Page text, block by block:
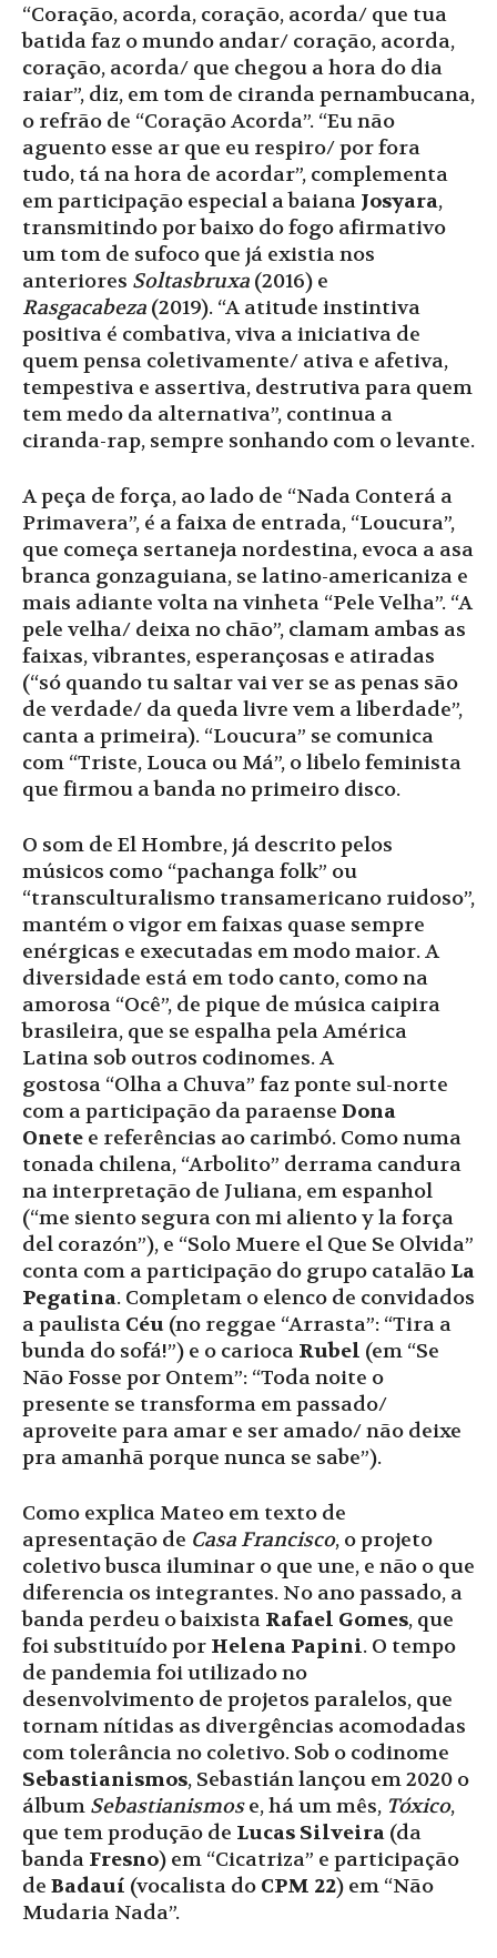
“Coração, acorda, coração, acorda/ que tua
batida faz o mundo andar/ coração, acorda,
coração, acorda/ que chegou a hora do dia
raiar”, diz, em tom de ciranda pernambucana,
o refrão de “Coração Acorda”. “Eu não
aguento esse ar que eu respiro/ por fora
tudo, tá na hora de acordar”, complementa
em participação especial a baiana Josyara,
transmitindo por baixo do fogo afirmativo
um tom de sufoco que já existia nos
anteriores Soltasbruxa (2016) e
Rasgacabeza (2019). “A atitude instintiva
positiva é combativa, viva a iniciativa de
quem pensa coletivamente/ ativa e afetiva,
tempestiva e assertiva, destrutiva para quem
tem medo da alternativa”, continua a
ciranda-rap, sempre sonhando com o levante.
A peça de força, ao lado de “Nada Conterá a
Primavera”, é a faixa de entrada, “Loucura”,
que começa sertaneja nordestina, evoca a asa
branca gonzaguiana, se latino-americaniza e
mais adiante volta na vinheta “Pele Velha”. “A
pele velha/ deixa no chão”, clamam ambas as
faixas, vibrantes, esperançosas e atiradas
(“só quando tu saltar vai ver se as penas são
de verdade/ da queda livre vem a liberdade”,
canta a primeira). “Loucura” se comunica
com “Triste, Louca ou Má”, o libelo feminista
que firmou a banda no primeiro disco.
O som de El Hombre, já descrito pelos
músicos como “pachanga folk” ou
“transculturalismo transamericano ruidoso”,
mantém o vigor em faixas quase sempre
enérgicas e executadas em modo maior. A
diversidade está em todo canto, como na
amorosa “Ocê”, de pique de música caipira
brasileira, que se espalha pela América
Latina sob outros codinomes. A
gostosa “Olha a Chuva” faz ponte sul-norte
com a participação da paraense Dona
Onete e referências ao carimbó. Como numa
tonada chilena, “Arbolito” derrama candura
na interpretação de Juliana, em espanhol
(“me siento segura con mi aliento y la força
del corazón”), e “Solo Muere el Que Se Olvida”
conta com a participação do grupo catalão La
Pegatina. Completam o elenco de convidados
a paulista Céu (no reggae “Arrasta”: “Tira a
bunda do sofá!”) e o carioca Rubel (em “Se
Não Fosse por Ontem”: “Toda noite o
presente se transforma em passado/
aproveite para amar e ser amado/ não deixe
pra amanhã porque nunca se sabe”).
Como explica Mateo em texto de
apresentação de Casa Francisco, o projeto
coletivo busca iluminar o que une, e não o que
diferencia os integrantes. No ano passado, a
banda perdeu o baixista Rafael Gomes, que
foi substituído por Helena Papini. O tempo
de pandemia foi utilizado no
desenvolvimento de projetos paralelos, que
tornam nítidas as divergências acomodadas
com tolerância no coletivo. Sob o codinome
Sebastianismos, Sebastián lançou em 2020 o
álbum Sebastianismose, há um mês, Tóxico,
que tem produção de Lucas Silveira (da
banda Fresno) em “Cicatriza” e participação
de Badauí (vocalista do CPM 22) em “Não
Mudaria Nada”.